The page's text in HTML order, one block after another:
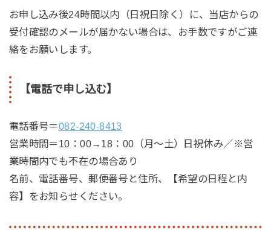
お申し込み後24時間以内（日祝日除く）に、当店からの
受付確認のメールが届かない場合は、お手数ですがご連
絡をお願いします。
【電話で申し込む】
電話番号＝082-240-8413
営業時間＝10：00→18：00（月～土）日祝休み／※営
業時間内でも不在の場合あり
名前、電話番号、郵便番号と住所、【希望の日程と内
容】をお知らせください。